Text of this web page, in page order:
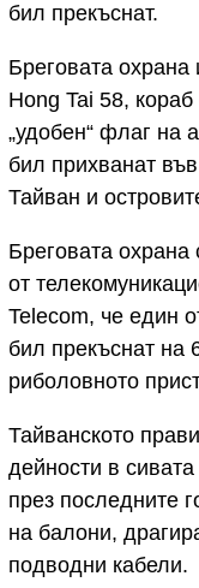
бил прекъснат.
Бреговата охрана
Hong Tai 58,
„удобен“ флаг на
бил прихванат
Тайван и
Бреговата
от
Telecom, че един
бил прекъснат на
риболовното
Тайванското
дейности в
през последните
на балони,
подводни кабели.